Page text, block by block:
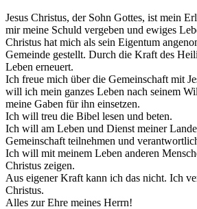
Jesus Christus, der Sohn Gottes, ist mein
mir meine Schuld vergeben und ewiges
Christus hat mich als sein Eigentum
Gemeinde gestellt. Durch die Kraft des
Leben erneuert.
Ich freue mich über die Gemeinschaft mit
will ich mein ganzes Leben nach seinem
meine Gaben für ihn einsetzen.
Ich will treu die Bibel lesen und beten.
Ich will am Leben und Dienst meiner
Gemeinschaft teilnehmen und
Ich will mit meinem Leben anderen
Christus zeigen.
Aus eigener Kraft kann ich das nicht. Ich
Christus.
Alles zur Ehre meines Herrn!